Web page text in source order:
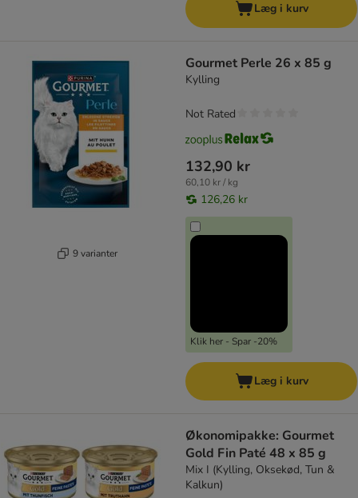
Læg i kurv
9 varianter
Gourmet Perle 26 x 85 g
Kylling
132,90 kr
60,10 kr / kg
126,26 kr
Klik her - Spar -20%
Not Rated
Læg i kurv
Økonomipakke: Gourmet
Gold Fin Paté 48 x 85 g
Mix I (Kylling, Oksekød, Tun &
Kalkun)